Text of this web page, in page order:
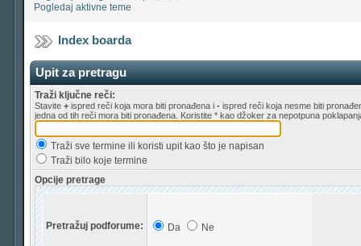
Pogledaj aktivne teme
Index boarda
Upit za pretragu
Traži ključne reči:
Stavite + ispred reči koja mora biti pronađena i - ispred reči koja nesme biti
jedna od tih reči mora biti pronađena. Koristite * kao džoker za nepotpuna
Traži sve termine ili koristi upit kao što je napisan
Traži bilo koje termine
Opcije pretrage
Pretražuj podforume: Da Ne